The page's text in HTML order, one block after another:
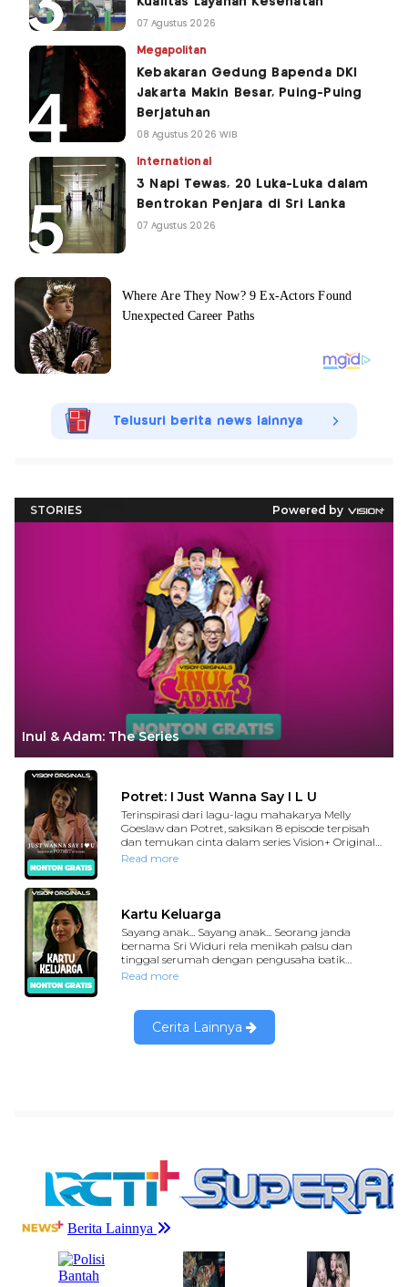
07 Agustus 2026
Megapolitan
Kebakaran Gedung Bapenda DKI
Jakarta Makin Besar, Puing-Puing
Berjatuhan
08 Agustus 2026 WIB
International
3 Napi Tewas, 20 Luka-Luka dalam
Bentrokan Penjara di Sri Lanka
07 Agustus 2026
Telusuri berita news lainnya